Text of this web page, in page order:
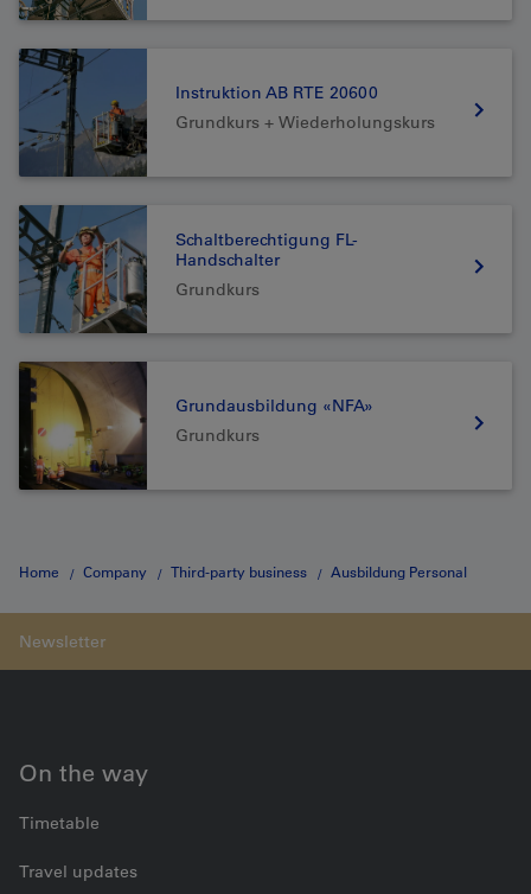
Instruktion AB RTE 20600
Grundkurs + Wiederholungskurs
Schaltberechtigung FL-
Handschalter
Grundkurs
Grundausbildung «NFA»
Grundkurs
Home Company Third-party business Ausbildung Personal
On the way
Timetable
Travel updates